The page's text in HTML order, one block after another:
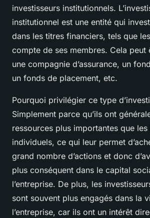
investisseurs institutionnels.
institutionnel est une entité qui
dans les titres financiers, tels que
compte de ses membres. Cela peut
une compagnie d’assurance, un
un fonds de placement, etc.
Pourquoi privilégier ce type
Simplement parce qu’ils ont
ressources plus importantes que les
individuels, ce qui leur permet
grand nombre d’actions et donc
plus conséquent dans le capital
l’entreprise. De plus, les
sont souvent plus engagés dans la
l’entreprise, car ils ont un intérêt